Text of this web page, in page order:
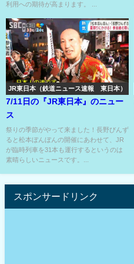
利用への期待が高まります。 ...
JR東日本（鉄道ニュース速報 東日本）
7/11日の『JR東日本』のニュー
ス
祭りの季節がやって来ました！長野びんず
ると松本ぼんぼんの開催にあわせて、JR
が臨時列車を31本も運行するというのは
素晴らしいニュースです。...
スポンサードリンク